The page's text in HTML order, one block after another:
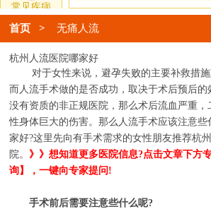
常见疾病
首页> 无痛人流
杭州人流医院哪家好
对于女性来说，避孕失败的主要补救措施
而人流手术做的是否成功，取决于术后预后
没有资质的非正规医院，那么术后流血严重
性身体巨大的伤害。那么人流手术应该注意些
家好?这里先向有手术需求的女性朋友推荐杭
院。 》》想知道更多医院信息?点击文章下方
询】，一键向专家提问!
手术前后需要注意些什么呢?